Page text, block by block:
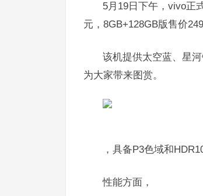
5月19日下午，vivo正
元，8GB+128GB版售价
该机提供太空蓝、星
为大家带来图赏。
，具备P3色域和
性能方面，